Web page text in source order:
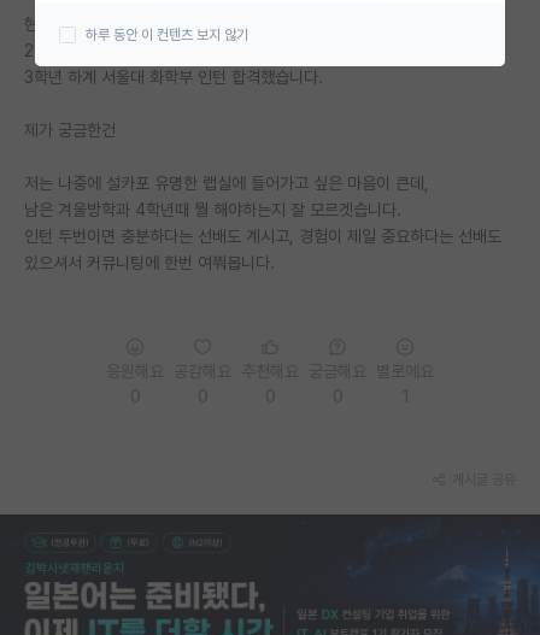
대학원 합격 후기 게시판
연구실(PI) 홍보 게시판
석박사 채용 정보 게시판
임용 정보 게시판
학부 인턴 게시판
장학금/장학생 게시판
학술 정보 게시판
현재 경험은
2학년 자대 학부 연구생 2개월(그 후 관련 연구로 우수상 수상)
3학년 하계 서울대 화학부 인턴 합격했습니다.
제가 궁금한건
저는 나중에 설카포 유명한 랩실에 들어가고 싶은 마음이 큰데,
남은 겨울방학과 4학년때 뭘 해야하는지 잘 모르겟습니다.
인턴 두번이면 충분하다는 선배도 계시고, 경험이 제일 중요하다는 선배도
있으셔서 커뮤니팅에 한번 여쭤봅니다.
하루 동안 이 컨텐츠 보지 않기